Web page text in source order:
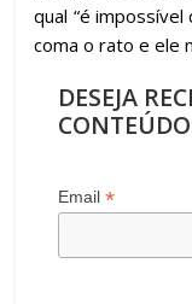
qual “é
coma o rato e ele
DESEJA
Email*